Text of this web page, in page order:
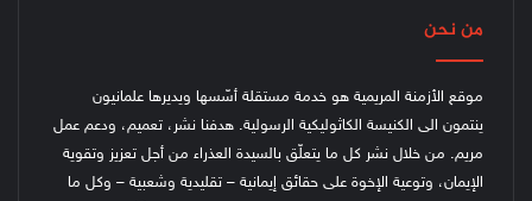
من نحن
موقع الأزمنة المريمية هو خدمة مستقلة أسّسها ويديرها علمانيون
ينتمون الى الكنيسة الكاثوليكية الرسولية. هدفنا نشر، تعميم، ودعم عمل
مريم. من خلال نشر كل ما يتعلّق بالسيدة العذراء من أجل تعزيز وتقوية
الإيمان، وتوعية الإخوة على حقائق إيمانية – تقليدية وشعبية – وكل ما